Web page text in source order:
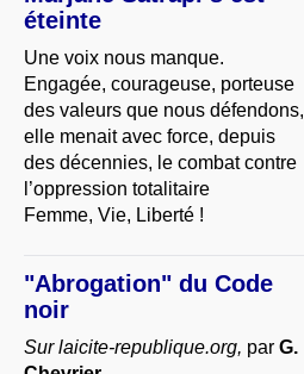
éteinte
Une voix nous manque.
Engagée, courageuse, porteuse
des valeurs que nous défendons,
elle menait avec force, depuis
des décennies, le combat contre
l’oppression totalitaire
Femme, Vie, Liberté !
"Abrogation" du Code
noir
Sur laicite-republique.org, par G.